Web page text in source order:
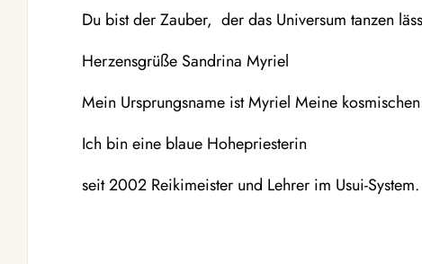
Du bist der Zauber, der das Universum tanzen
Herzensgrüße Sandrina Myriel
Mein Ursprungsname ist Myriel Meine
Ich bin eine blaue Hohepriesterin
seit 2002 Reikimeister und Lehrer im Usui-System.